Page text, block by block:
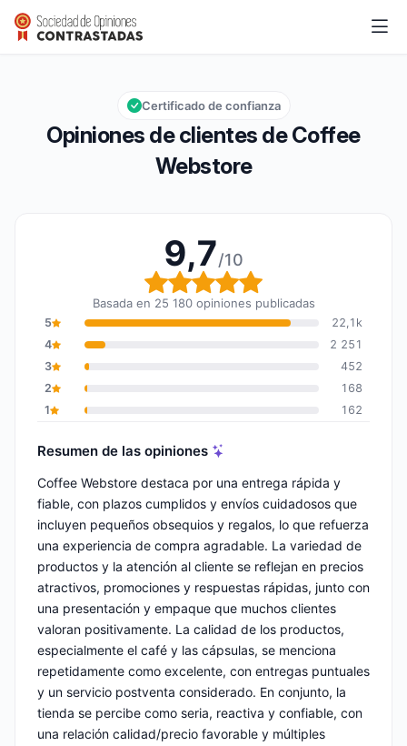
Coffee Webstore
Calificación global: 9,7 de 10
9,7/10
Opiniones de clientes de Coffee
Webstore
Certificado de confianza
9,7/10
Calificación global: 9,7
Basada en 25 180 opiniones publicadas
5
22,1k
4
2 251
3
452
2
168
1
162
Resumen de las opiniones
Coffee Webstore destaca por una entrega rápida y
fiable, con plazos cumplidos y envíos cuidadosos que
incluyen pequeños obsequios y regalos, lo que refuerza
una experiencia de compra agradable. La variedad de
productos y la atención al cliente se reflejan en precios
atractivos, promociones y respuestas rápidas, junto con
una presentación y empaque que muchos clientes
valoran positivamente. La calidad de los productos,
especialmente el café y las cápsulas, se menciona
repetidamente como excelente, con entregas puntuales
y un servicio postventa considerado. En conjunto, la
tienda se percibe como seria, reactiva y confiable, con
una relación calidad/precio favorable y múltiples